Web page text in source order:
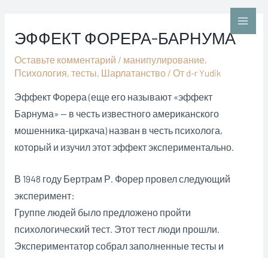
содержимому
Main
ЭФФЕКТ ФОРЕРА-БАРНУМА
Оставьте комментарий / манипулирование,
Психология, тесты, Шарлатанство/ От d-r Yudik
Эффект Форера (еще его называют «эффект
Барнума» — в честь известного американского
мошенника-циркача) назван в честь психолога,
который и изучил этот эффект экспериментально.
В 1948 году Бертрам Р. Форер провел следующий
эксперимент:
Группе людей было предложено пройти
психологический тест. Этот тест люди прошли.
Экспериментатор собрал заполненные тесты и